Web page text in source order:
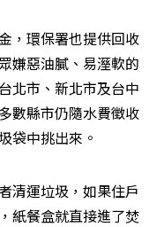
，環保署也提供回收
嫌惡油膩、易溼軟的
北市、新北市及台中
數縣市仍隨水費徵收
袋中挑出來。
清運垃圾，如果住戶
紙餐盒就直接進了焚